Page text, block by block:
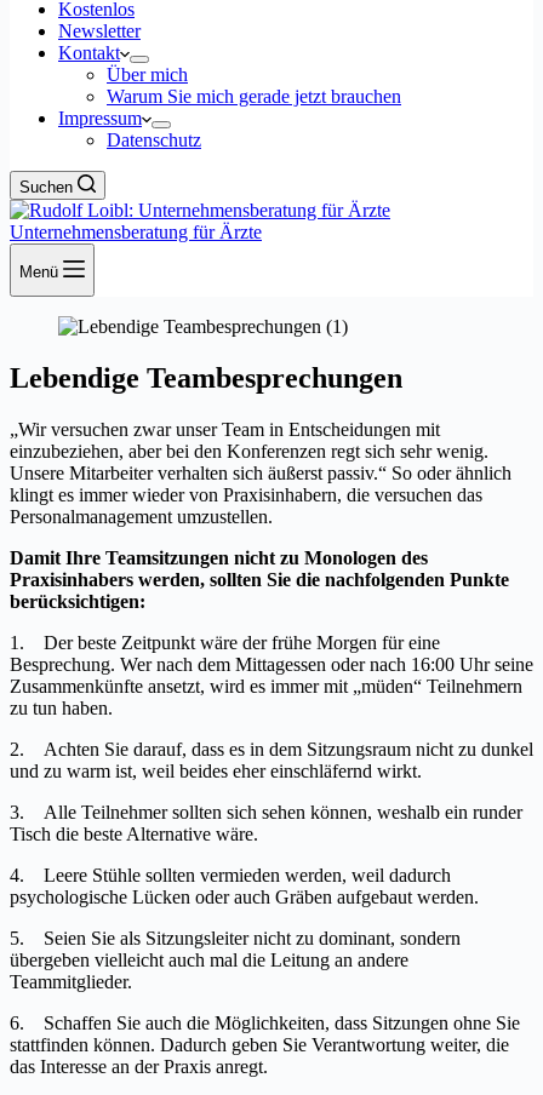
Kostenlos
Newsletter
Kontakt
Über mich
Warum Sie mich gerade jetzt brauchen
Impressum
Datenschutz
Suchen
Unternehmensberatung für Ärzte
Menü
Lebendige Teambesprechungen
„Wir versuchen zwar unser Team in Entscheidungen mit
einzubeziehen, aber bei den Konferenzen regt sich sehr wenig.
Unsere Mitarbeiter verhalten sich äußerst passiv.“ So oder ähnlich
klingt es immer wieder von Praxisinhabern, die versuchen das
Personalmanagement umzustellen.
Damit Ihre Teamsitzungen nicht zu Monologen des
Praxisinhabers werden, sollten Sie die nachfolgenden Punkte
berücksichtigen:
1. Der beste Zeitpunkt wäre der frühe Morgen für eine
Besprechung. Wer nach dem Mittagessen oder nach 16:00 Uhr seine
Zusammenkünfte ansetzt, wird es immer mit „müden“ Teilnehmern
zu tun haben.
2. Achten Sie darauf, dass es in dem Sitzungsraum nicht zu dunkel
und zu warm ist, weil beides eher einschläfernd wirkt.
3. Alle Teilnehmer sollten sich sehen können, weshalb ein runder
Tisch die beste Alternative wäre.
4. Leere Stühle sollten vermieden werden, weil dadurch
psychologische Lücken oder auch Gräben aufgebaut werden.
5. Seien Sie als Sitzungsleiter nicht zu dominant, sondern
übergeben vielleicht auch mal die Leitung an andere
Teammitglieder.
6. Schaffen Sie auch die Möglichkeiten, dass Sitzungen ohne Sie
stattfinden können. Dadurch geben Sie Verantwortung weiter, die
das Interesse an der Praxis anregt.